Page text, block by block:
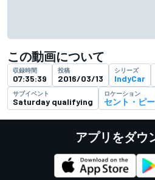
この動画について
収録時間
07:35:39
投稿
2016/03/13
シリーズ
IndyCar
サブイベント
Saturday qualifying
ロケーション
セント・ピ
アプリをダウ